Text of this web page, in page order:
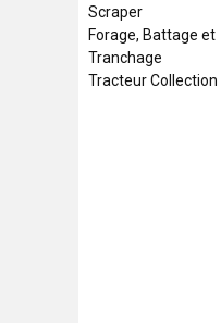
Scraper
Forage, Battage et
Tranchage
Tracteur Collection